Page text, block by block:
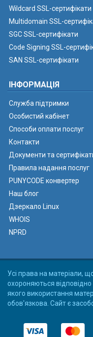
Wildcard SSL-сертифікати
Multidomain SSL-
SGC SSL-сертифікати
Code Signing SSL-
SAN SSL-сертифікати
ІНФОРМАЦІЯ
Служба підтримки
Особистий кабінет
Способи оплати послуг
Контакти
Документи та
Правила надання послуг
PUNYCODE конвертер
Наш блог
Дзеркало Linux
WHOIS
NPRD
Усі права на матеріали,
охороняються
якого використання
обов'язкова. Сайт є